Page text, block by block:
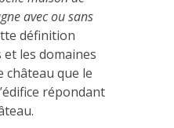
avec ou sans
définition
et les domaines
château que le
répondant